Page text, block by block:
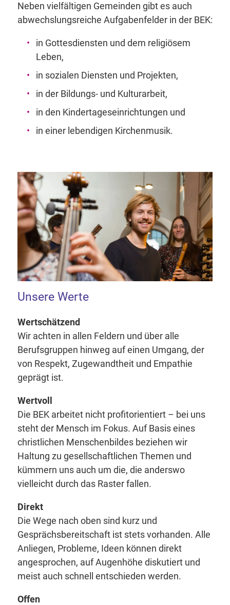
Neben vielfältigen Gemeinden gibt es auch
abwechslungsreiche Aufgabenfelder in der BEK:
in Gottesdiensten und dem religiösem
Leben,
in sozialen Diensten und Projekten,
in der Bildungs- und Kulturarbeit,
in den Kindertageseinrichtungen und
in einer lebendigen Kirchenmusik.
Unsere Werte
Wertschätzend
Wir achten in allen Feldern und über alle
Berufsgruppen hinweg auf einen Umgang, der
von Respekt, Zugewandtheit und Empathie
geprägt ist.
Wertvoll
Die BEK arbeitet nicht profitorientiert – bei uns
steht der Mensch im Fokus. Auf Basis eines
christlichen Menschenbildes beziehen wir
Haltung zu gesellschaftlichen Themen und
kümmern uns auch um die, die anderswo
vielleicht durch das Raster fallen.
Direkt
Die Wege nach oben sind kurz und
Gesprächsbereitschaft ist stets vorhanden. Alle
Anliegen, Probleme, Ideen können direkt
angesprochen, auf Augenhöhe diskutiert und
meist auch schnell entschieden werden.
Offen